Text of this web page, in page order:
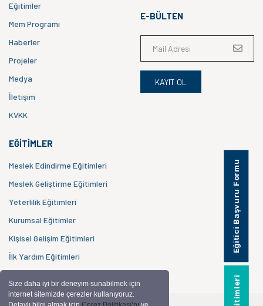
Size daha iyi bir deneyim sunabilmek için
internet sitemizde çerezler kullanıyoruz.
Eğitici Başvuru Formu
Eğitimler
Mem Programı
Haberler
Projeler
Medya
İletişim
KVKK
E-BÜLTEN
KAYIT OL
EĞITIMLER
Meslek Edindirme Eğitimleri
Meslek Geliştirme Eğitimleri
Yeterlilik Eğitimleri
Kurumsal Eğitimler
Kişisel Gelişim Eğitimleri
İlk Yardım Eğitimleri